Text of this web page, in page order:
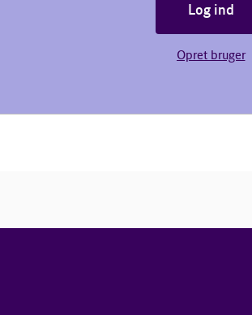
Log ind
Opret bruger